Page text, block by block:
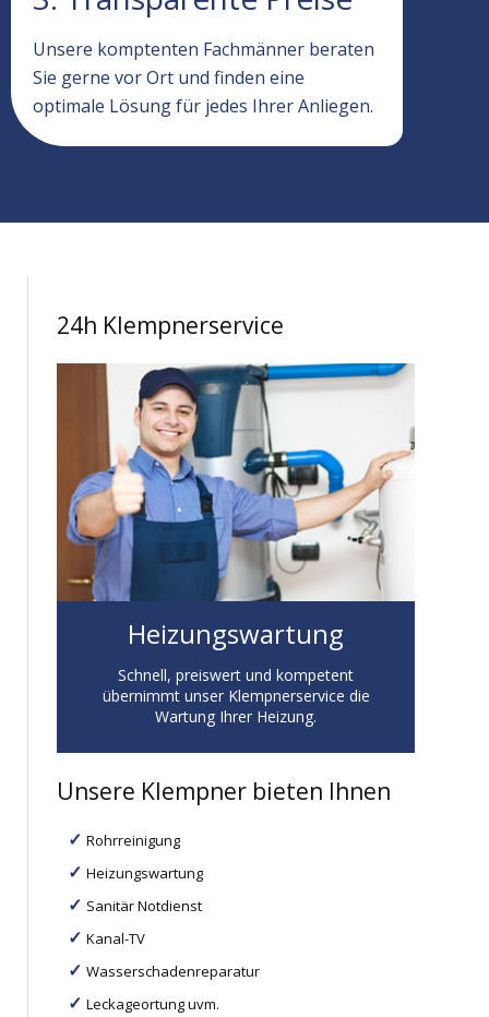
Unsere komptenten Fachmänner beraten
Sie gerne vor Ort und finden eine
optimale Lösung für jedes Ihrer Anliegen.
24h Klempnerservice
Heizungswartung
Schnell, preiswert und kompetent
übernimmt unser Klempnerservice die
Wartung Ihrer Heizung.
Unsere Klempner bieten Ihnen
Rohrreinigung
Heizungswartung
Sanitär Notdienst
Kanal-TV
Wasserschadenreparatur
Leckageortung uvm.